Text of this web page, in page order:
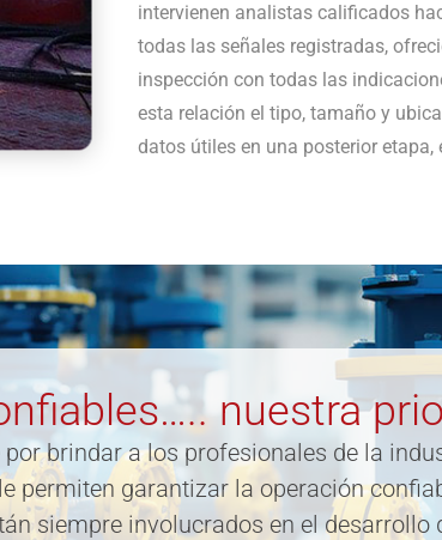
intervienen analistas calificados
todas las señales registradas,
inspección con todas las
esta relación el tipo, tamaño y
datos útiles en una posterior
nuestra
brindar a los profesionales de la
permiten garantizar la operación
siempre involucrados en el desarrollo